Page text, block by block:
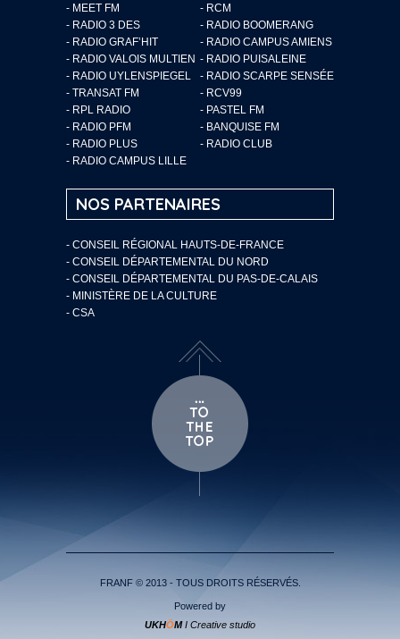
- MEET FM
- RCM
- RADIO 3 DES
- RADIO BOOMERANG
- RADIO GRAF’HIT
- RADIO CAMPUS AMIENS
- RADIO VALOIS MULTIEN - RADIO PUISALEINE
- RADIO UYLENSPIEGEL
- RADIO SCARPE SENSÉE
- TRANSAT FM
- RCV99
- RPL RADIO
- PASTEL FM
- RADIO PFM
- BANQUISE FM
- RADIO PLUS
- RADIO CLUB
- RADIO CAMPUS LILLE
NOS PARTENAIRES
- CONSEIL RÉGIONAL HAUTS-DE-FRANCE
- CONSEIL DÉPARTEMENTAL DU NORD
- CONSEIL DÉPARTEMENTAL DU PAS-DE-CALAIS
- MINISTÈRE DE LA CULTURE
- CSA
FRANF © 2013 - TOUS DROITS RÉSERVÉS.
Powered by
UKHÖMI Creative studio